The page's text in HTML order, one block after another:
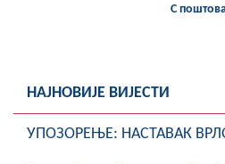
Спорт
С
НАЈНОВИЈЕ ВИЈЕСТИ
УПОЗОРЕЊЕ: НАСТАВАК